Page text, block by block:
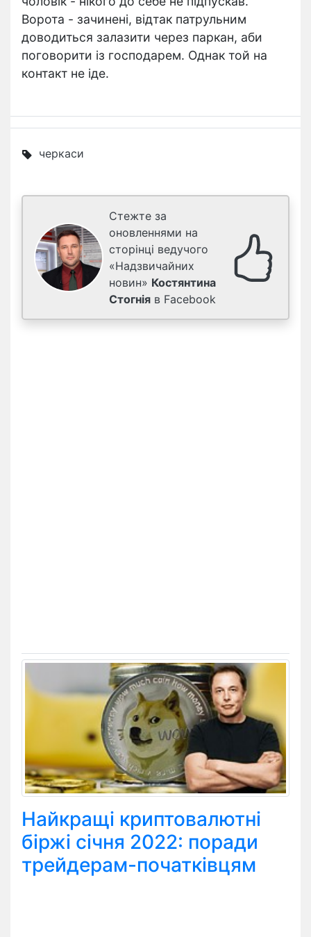
Ворота - зачинені, відтак патрульним
доводиться залазити через паркан, аби
поговорити із господарем. Однак той на
контакт не іде.
черкаси
Стежте за
оновленнями на
сторінці ведучого
«Надзвичайних
новин» Костянтина
Стогнія в Facebook
Найкращі криптовалютні
біржі січня 2022: поради
трейдерам-початківцям